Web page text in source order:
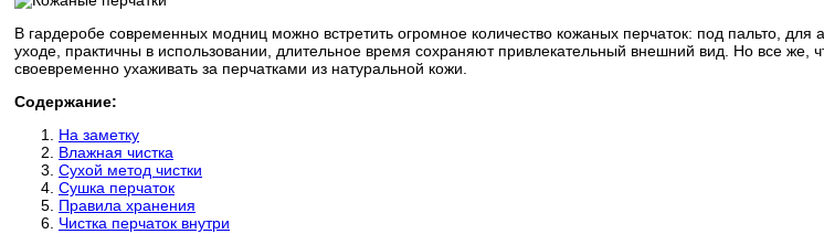
В гардеробе современных модниц можно встретить огромное количество кожаных перчаток: под пальто,
уходе, практичны в использовании, длительное время сохраняют привлекательный внешний вид. Но все же,
своевременно ухаживать за перчатками из натуральной кожи.
Содержание:
На заметку
Влажная чистка
Сухой метод чистки
Сушка перчаток
Правила хранения
Чистка перчаток внутри